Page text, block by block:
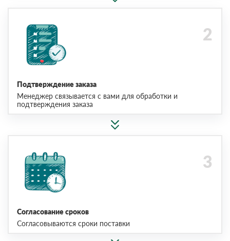
Подтверждение заказа
Менеджер связывается с вами для обработки и
подтверждения заказа
Согласование сроков
Согласовываются сроки поставки